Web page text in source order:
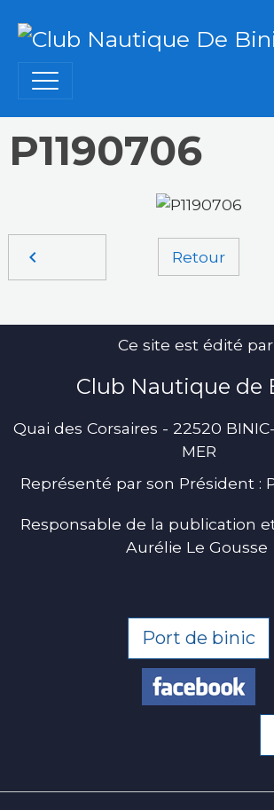
P1190706
Retour
Ce site est édité par
Club Nautique de
Quai des Corsaires - 22520
MER
Représenté par son Président :
Responsable de la publication
Aurélie Le Gousse
Port de binic